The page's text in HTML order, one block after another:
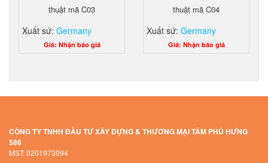
thuật mã C03
Xuất sứ: Germany
Giá: Nhận báo giá
thuật mã C04
Xuất sứ: Germany
Giá: Nhận báo giá
CÔNG TY TNHH ĐẦU TƯ XÂY DỰNG & THƯƠNG MẠI TÂM PHÚ HƯNG
586
MST: 0201973094